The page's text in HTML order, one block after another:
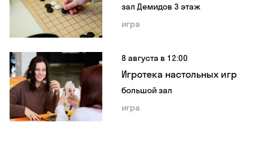
зал Демидов 3 этаж
игра
8 августа в 12:00
Игротека настольных игр
большой зал
игра